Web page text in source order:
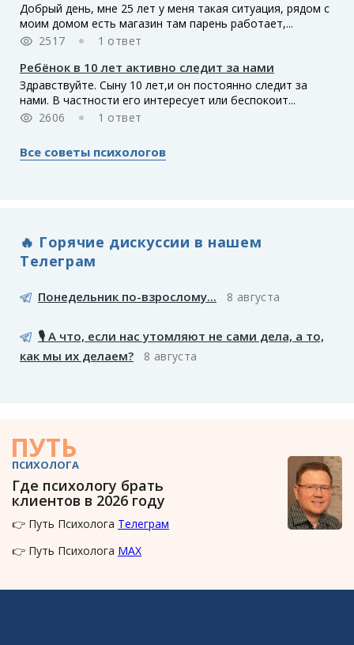
Добрый день, мне 25 лет у меня такая ситуация, рядом с
моим домом есть магазин там парень работает,...
2517
1 ответ
Ребёнок в 10 лет активно следит за нами
Здравствуйте. Сыну 10 лет,и он постоянно следит за
нами. В частности его интересует или беспокоит...
2606
1 ответ
Все советы психологов
🔥 Горячие дискуссии в нашем
Телеграм
Понедельник по-взрослому... 8 августа
🎙️ А что, если нас утомляют не сами дела, а то,
как мы их делаем?
8 августа
ПУТЬ
ПСИХОЛОГА
Где психологу брать
клиентов в 2026 году
👉 Путь Психолога Телеграм
👉 Путь Психолога MAX